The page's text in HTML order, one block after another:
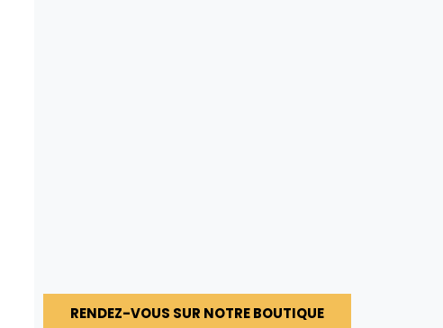
RENDEZ-VOUS SUR NOTRE BOUTIQUE